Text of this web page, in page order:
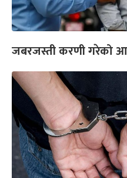
जबरजस्ती करणी गरेको